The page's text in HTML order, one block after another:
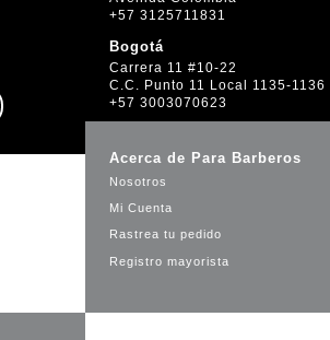
+57 3125711831
Bogotá
Carrera 11 #10-22
C.C. Punto 11 Local 1135-1136
+57 3003070623
Acerca de Para Barberos
Nosotros
Mi Cuenta
Rastrea tu pedido
Registro mayorista